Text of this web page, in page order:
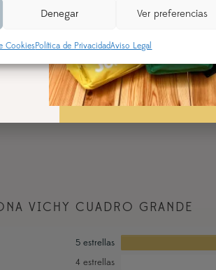
Denegar Ver preferencias
CookiesPolítica de PrivacidadAviso Legal
AÑADIR AL CARRITO
VICHY CUADRO GRANDE
5 estrellas
4 estrellas
la
24
con